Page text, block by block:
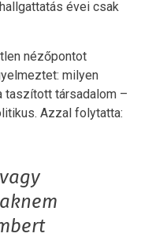
évei csak
nézőpontot
milyen
taszított társadalom –
Azzal folytatta: